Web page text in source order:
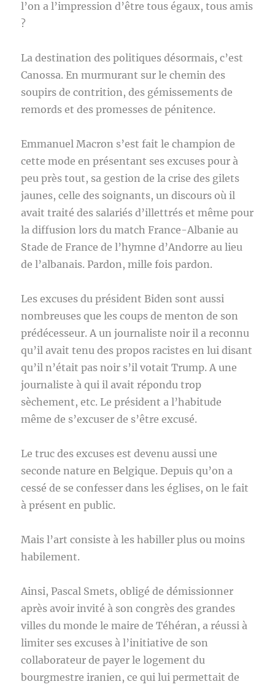
l’on a l’impression d’être tous égaux, tous amis
?
La destination des politiques désormais, c’est
Canossa. En murmurant sur le chemin des
soupirs de contrition, des gémissements de
remords et des promesses de pénitence.
Emmanuel Macron s’est fait le champion de
cette mode en présentant ses excuses pour à
peu près tout, sa gestion de la crise des gilets
jaunes, celle des soignants, un discours où il
avait traité des salariés d’illettrés et même pour
la diffusion lors du match France-Albanie au
Stade de France de l’hymne d’Andorre au lieu
de l’albanais. Pardon, mille fois pardon.
Les excuses du président Biden sont aussi
nombreuses que les coups de menton de son
prédécesseur. A un journaliste noir il a reconnu
qu’il avait tenu des propos racistes en lui disant
qu’il n’était pas noir s’il votait Trump. A une
journaliste à qui il avait répondu trop
sèchement, etc. Le président a l’habitude
même de s’excuser de s’être excusé.
Le truc des excuses est devenu aussi une
seconde nature en Belgique. Depuis qu’on a
cessé de se confesser dans les églises, on le fait
à présent en public.
Mais l’art consiste à les habiller plus ou moins
habilement.
Ainsi, Pascal Smets, obligé de démissionner
après avoir invité à son congrès des grandes
villes du monde le maire de Téhéran, a réussi à
limiter ses excuses à l’initiative de son
collaborateur de payer le logement du
bourgmestre iranien, ce qui lui permettait de